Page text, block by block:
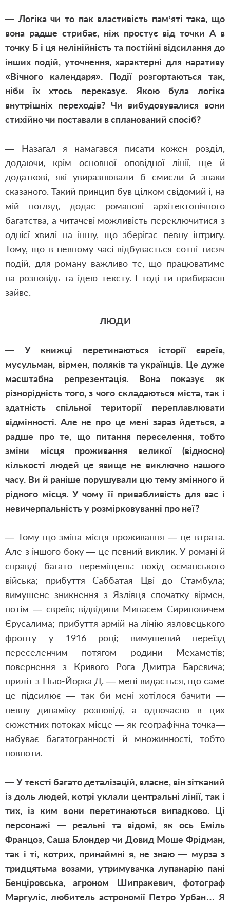
— Логіка чи то пак властивість пам’яті така, що
вона радше стрибає, ніж простує від точки А в
точку Б і ця нелінійність та постійні відсилання до
інших подій, уточнення, характерні для наративу
«Вічного календаря». Події розгортаються так,
ніби їх хтось переказує. Якою була логіка
внутрішніх переходів? Чи вибудовувалися вони
стихійно чи поставали в спланований спосіб?
— Назагал я намагався писати кожен розділ,
додаючи, крім основної оповідної лінії, ще й
додаткові, які увиразнювали б смисли й знаки
сказаного. Такий принцип був цілком свідомий і, на
мій погляд, додає романові архітектонічного
багатства, а читачеві можливість переключитися з
однієї хвилі на іншу, що зберігає певну інтригу.
Тому, що в певному часі відбувається сотні тисяч
подій, для роману важливо те, що працюватиме
на розповідь та ідею тексту. І тоді ти прибираєш
зайве.
ЛЮДИ
— У книжці перетинаються історії євреїв,
мусульман, вірмен, поляків та українців. Це дуже
масштабна репрезентація. Вона показує як
різнорідність того, з чого складаються міста, так і
здатність спільної території переплавлювати
відмінності. Але не про це мені зараз йдеться, а
радше про те, що питання переселення, тобто
зміни місця проживання великої (відносно)
кількості людей це явище не виключно нашого
часу. Ви й раніше порушували цю тему змінного й
рідного місця. У чому її привабливість для вас і
невичерпальність у розмірковуванні про неї?
— Тому що зміна місця проживання — це втрата.
Але з іншого боку — це певний виклик. У романі й
справді багато переміщень: похід османського
війська; прибуття Саббатая Цві до Стамбула;
вимушене зникнення з Язлівця спочатку вірмен,
потім — євреїв; відвідини Минасем Сириновичем
Єрусалима; прибуття армій на лінію язловецького
фронту у 1916 році; вимушений переїзд
переселенчим потягом родини Мехаметів;
повернення з Кривого Рога Дмитра Баревича;
приліт з Нью-Йорка Д. — мені видається, що саме
це підсилює — так би мені хотілося бачити —
певну динаміку розповіді, а одночасно в цих
сюжетних потоках місце — як географічна точка—
набуває багатогранності й множинності, тобто
повноти.
— У тексті багато деталізацій, власне, він зітканий
із доль людей, котрі уклали центральні лінії, так і
тих, із ким вони перетинаються випадково. Ці
персонажі — реальні та відомі, як ось Еміль
Францоз, Саша Блондер чи Довид Моше Фрідман,
так і ті, котрих, принаймні я, не знаю — мурза з
тридцятьма возами, утримувачка лупанарію пані
Бенціровська, агроном Шипракевич, фотограф
Маргуліс, любитель астрономії Петро Урбан… Я